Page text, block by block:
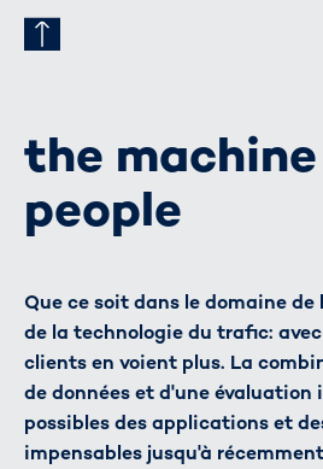
the
people
Que ce soit dans le domaine
de la technologie du trafic:
clients en voient plus. La
de données et d'une
possibles des applications et
impensables jusqu'à